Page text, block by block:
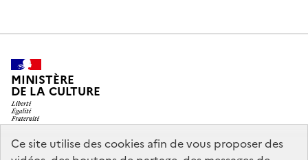
Ce site utilise des cookies afin de vous proposer des
MINISTÈRE
DE LA CULTURE